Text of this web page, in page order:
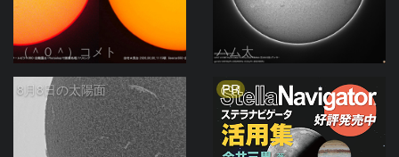
（＾０＾）コメト ハム太
8月8日の太陽面 PR